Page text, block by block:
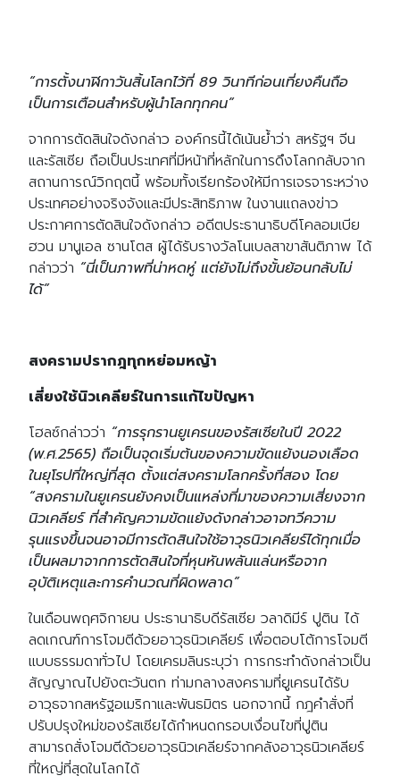
“การตั้งนาฬิกาวันสิ้นโลกไว้ที่ 89 วินาทีก่อนเที่ยงคืนถือ
เป็นการเตือนสำหรับผู้นำโลกทุกคน”
จากการตัดสินใจดังกล่าว องค์กรนี้ได้เน้นย้ำว่า สหรัฐฯ จีน
และรัสเซีย ถือเป็นประเทศที่มีหน้าที่หลักในการดึงโลกกลับจาก
สถานการณ์วิกฤตนี้ พร้อมทั้งเรียกร้องให้มีการเจรจาระหว่าง
ประเทศอย่างจริงจังและมีประสิทธิภาพ ในงานแถลงข่าว
ประกาศการตัดสินใจดังกล่าว อดีตประธานาธิบดีโคลอมเบีย
ฮวน มานูเอล ซานโตส ผู้ได้รับรางวัลโนเบลสาขาสันติภาพ ได้
กล่าวว่า “นี่เป็นภาพที่น่าหดหู่ แต่ยังไม่ถึงขั้นย้อนกลับไม่
ได้”
สงครามปรากฎทุกหย่อมหญ้า
เสี่ยงใช้นิวเคลียร์ในการแก้ไขปัญหา
โฮลซ์กล่าวว่า “การรุกรานยูเครนของรัสเซียในปี 2022
(พ.ศ.2565) ถือเป็นจุดเริ่มต้นของความขัดแย้งนองเลือด
ในยุโรปที่ใหญ่ที่สุด ตั้งแต่สงครามโลกครั้งที่สอง โดย
“สงครามในยูเครนยังคงเป็นแหล่งที่มาของความเสี่ยงจาก
นิวเคลียร์ ที่สำคัญความขัดแย้งดังกล่าวอาจทวีความ
รุนแรงขึ้นจนอาจมีการตัดสินใจใช้อาวุธนิวเคลียร์ได้ทุกเมื่อ
เป็นผลมาจากการตัดสินใจที่หุนหันพลันแล่นหรือจาก
อุบัติเหตุและการคำนวณที่ผิดพลาด”
ในเดือนพฤศจิกายน ประธานาธิบดีรัสเซีย วลาดิมีร์ ปูติน ได้
ลดเกณฑ์การโจมตีด้วยอาวุธนิวเคลียร์ เพื่อตอบโต้การโจมตี
แบบธรรมดาทั่วไป โดยเครมลินระบุว่า การกระทำดังกล่าวเป็น
สัญญาณไปยังตะวันตก ท่ามกลางสงครามที่ยูเครนได้รับ
อาวุธจากสหรัฐอเมริกาและพันธมิตร นอกจากนี้ กฎคำสั่งที่
ปรับปรุงใหม่ของรัสเซียได้กำหนดกรอบเงื่อนไขที่ปูติน
สามารถสั่งโจมตีด้วยอาวุธนิวเคลียร์จากคลังอาวุธนิวเคลียร์
ที่ใหญ่ที่สุดในโลกได้